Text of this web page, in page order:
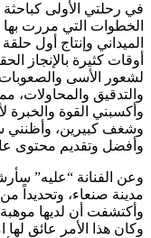
في رحلتي الأولى
الخطوات التي مررت بها
الميداني وإنتاج أول
أوقات كثيرة بالإنجاز
لشعور الأسى والصعوبات
والتدقيق والمحاولات،
وأكسبني القوة
وشغف كبيرين، وأظنني
وأفضل وتقديم محتوى
وعن الفنانة “عليه”
مدينة صنعاء، وتحديداً
وأكتشفت أن لديها
وكان هذا الأمر عائق